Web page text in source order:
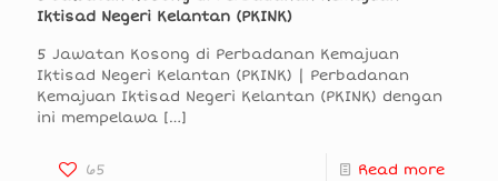
Iktisad Negeri Kelantan (PKINK)
5 Jawatan Kosong di Perbadanan Kemajuan
Iktisad Negeri Kelantan (PKINK) | Perbadanan
Kemajuan Iktisad Negeri Kelantan (PKINK) dengan
ini mempelawa […]
65 Read more